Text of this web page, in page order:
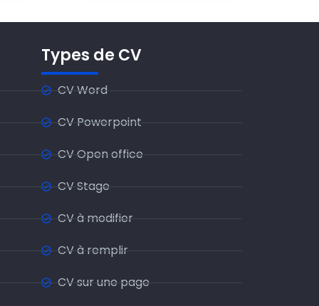
Types de CV
CV Word
CV Powerpoint
CV Open office
CV Stage
CV à modifier
CV à remplir
CV sur une page